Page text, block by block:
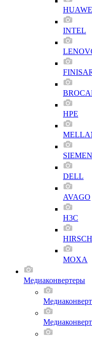
INTEL
HPE
DELL
AVAGO
H3C
MOXA
Медиаконвертеры